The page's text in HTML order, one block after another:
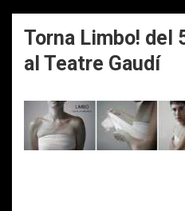
Torna Limbo! del
al Teatre Gaudí